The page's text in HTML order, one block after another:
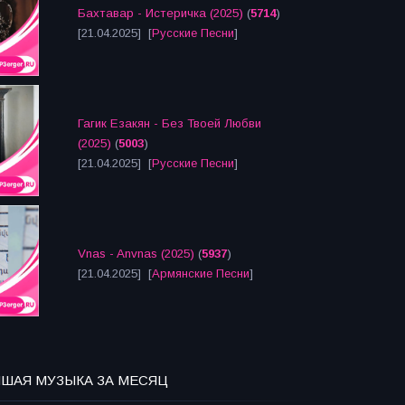
Бахтавар - Истеричка (2025) (5714)
[21.04.2025] [Русские Песни]
Гагик Езакян - Без Твоей Любви
(2025) (5003)
[21.04.2025] [Русские Песни]
Vnas - Anvnas (2025) (5937)
[21.04.2025] [Армянские Песни]
МУЗЫКА ЗА МЕСЯЦ